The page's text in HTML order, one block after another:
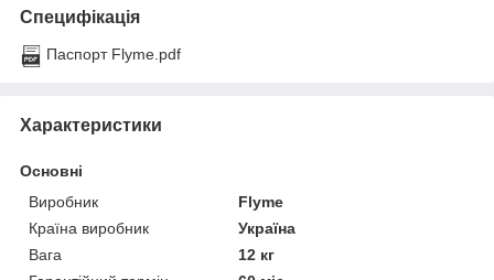
Специфікація
Паспорт Flyme.pdf
Характеристики
Основні
Виробник
Flyme
Країна виробник
Україна
Вага
12 кг